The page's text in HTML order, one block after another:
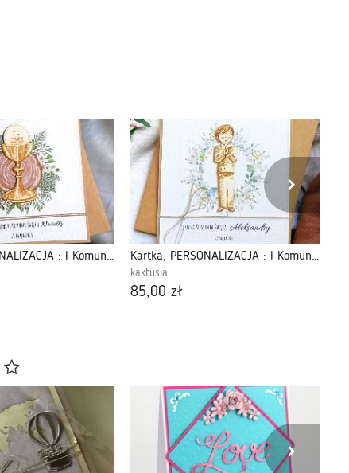
Kartka, PERSONALIZACJA : I Komunia Święta : drewno PREMIUM VI Kartka, PERSONALIZACJA : I Komunia Święta : PREMIUM : delikatna
kaktusia
85,00 zł